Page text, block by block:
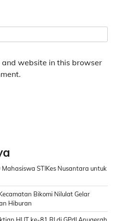
and website in this browser
Mahasiswa STIKes Nusantara untuk
Bikomi Nilulat Gelar
Hiburan